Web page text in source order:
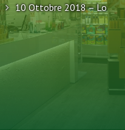
10 Ottobre 2018 – Lo